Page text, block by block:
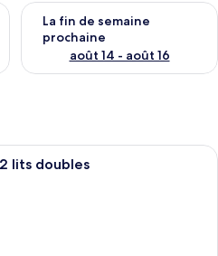
fin de semaine août 7 -
La fin de semaine
prochaine
août 14 - août 16
Vérifier la disponibilité pour
Une chambre d’hôtel comprenant
lits doubles